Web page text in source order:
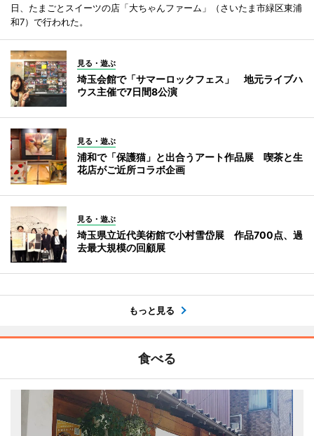
日、たまごとスイーツの店「大ちゃんファーム」（さいたま市緑区東浦
和7）で行われた。
見る・遊ぶ
埼玉会館で「サマーロックフェス」 地元ライブハ
ウス主催で7日間8公演
見る・遊ぶ
浦和で「保護猫」と出合うアート作品展 喫茶と生
花店がご近所コラボ企画
見る・遊ぶ
埼玉県立近代美術館で小村雪岱展 作品700点、過
去最大規模の回顧展
もっと見る
食べる